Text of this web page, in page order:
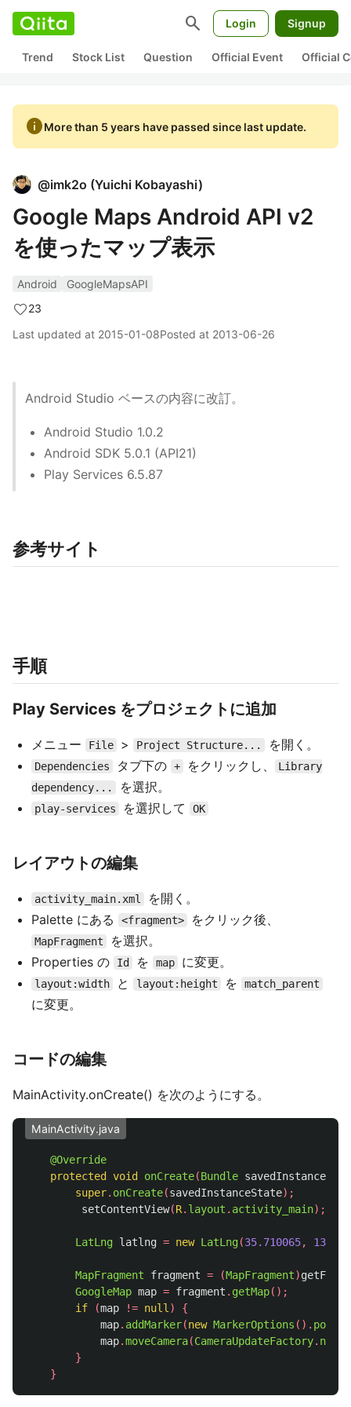
search Login Signup
Trend Stock List Question Official Event Official
infoMore than 5 years have passed since last update.
@imk2o (Yuichi Kobayashi)
Google Maps Android API v2
を使ったマップ表示
Android
GoogleMapsAPI
23
Last updated at 2015-01-08Posted at 2013-06-26
Android Studio ベースの内容に改訂。
Android Studio 1.0.2
Android SDK 5.0.1 (API21)
Play Services 6.5.87
参考サイト
手順
Play Services をプロジェクトに追加
メニュー File > Project Structure... を開く。
Dependencies タブ下の + をクリックし、
Library
dependency...
を選択。
play-services を選択して OK
レイアウトの編集
activity_main.xml
を開く。
Palette にある
<fragment> をクリック後、
MapFragment
を選択。
Properties の
Id を map に変更。
layout:width と layout:height を match_parent
に変更。
コードの編集
MainActivity.onCreate() を次のようにする。
MainActivity.java
@Override
protected
void onCreate(Bundle
super. onCreate(savedInstanceState);
setContentView(R. layout . activity_main);
LatLng latlng = new LatLng(35.710065,
MapFragment fragment = (MapFragment)
GoogleMap map = fragment . getMap();
if
(map != null )
{
map. addMarker(new MarkerOptions ().
map.moveCamera(CameraUpdateFactory.
}
}